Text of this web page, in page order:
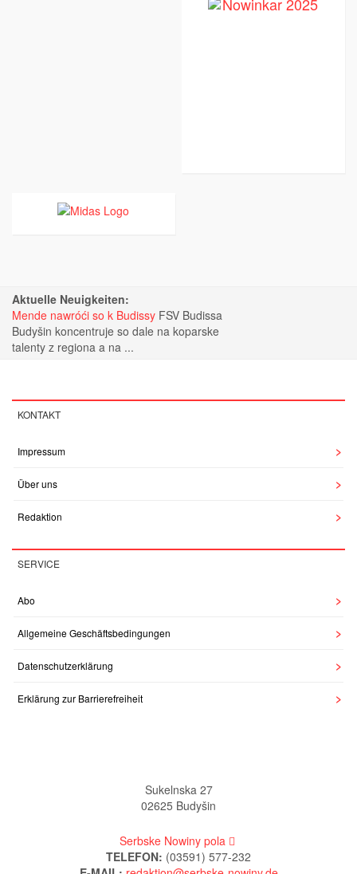
Aktuelle Neuigkeiten:
Mende nawróći so k Budissy FSV Budissa
Budyšin koncentruje so dale na koparske
talenty z regiona a na ...
KONTAKT
Impressum
Über uns
Redaktion
SERVICE
Abo
Allgemeine Geschäftsbedingungen
Datenschutzerklärung
Erklärung zur Barrierefreiheit
Sukelnska 27
02625 Budyšin
Serbske Nowiny pola
TELEFON: (03591) 577-232